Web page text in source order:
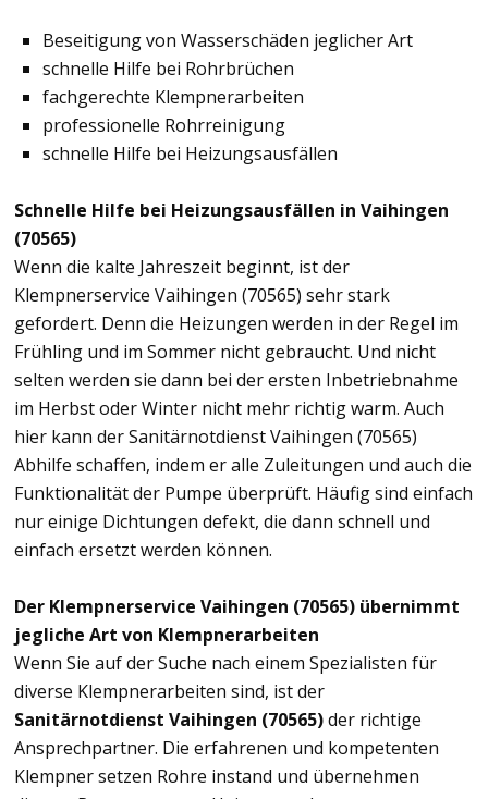
Beseitigung von Wasserschäden jeglicher Art
schnelle Hilfe bei Rohrbrüchen
fachgerechte Klempnerarbeiten
professionelle Rohrreinigung
schnelle Hilfe bei Heizungsausfällen
Schnelle Hilfe bei Heizungsausfällen in Vaihingen
(70565)
Wenn die kalte Jahreszeit beginnt, ist der
Klempnerservice Vaihingen (70565) sehr stark
gefordert. Denn die Heizungen werden in der Regel im
Frühling und im Sommer nicht gebraucht. Und nicht
selten werden sie dann bei der ersten Inbetriebnahme
im Herbst oder Winter nicht mehr richtig warm. Auch
hier kann der Sanitärnotdienst Vaihingen (70565)
Abhilfe schaffen, indem er alle Zuleitungen und auch die
Funktionalität der Pumpe überprüft. Häufig sind einfach
nur einige Dichtungen defekt, die dann schnell und
einfach ersetzt werden können.
Der Klempnerservice Vaihingen (70565) übernimmt
jegliche Art von Klempnerarbeiten
Wenn Sie auf der Suche nach einem Spezialisten für
diverse Klempnerarbeiten sind, ist der
Sanitärnotdienst Vaihingen (70565)der richtige
Ansprechpartner. Die erfahrenen und kompetenten
Klempner setzen Rohre instand und übernehmen